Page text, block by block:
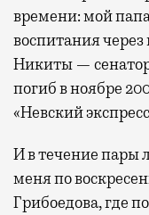
Павелецком,
и Курском вокзалах.
могут держатели
не только в
1000 бизнес-
времени: мой
воспитания
Никиты — сенатор
погиб в ноябре
«Невский
И в течение пары
меня по
Грибоедова, где